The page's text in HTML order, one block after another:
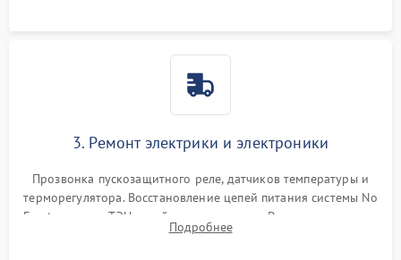
3. Ремонт электрики и электроники
Прозвонка пускозащитного реле, датчиков температуры и
терморегулятора. Восстановление цепей питания системы No
Frost, включая ТЭН оттайки и вентилятор. Ремонт или замена
платы управления при сбоях алгоритмов.
Подробнее